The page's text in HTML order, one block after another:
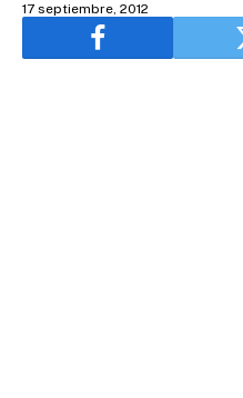
17 septiembre, 2012